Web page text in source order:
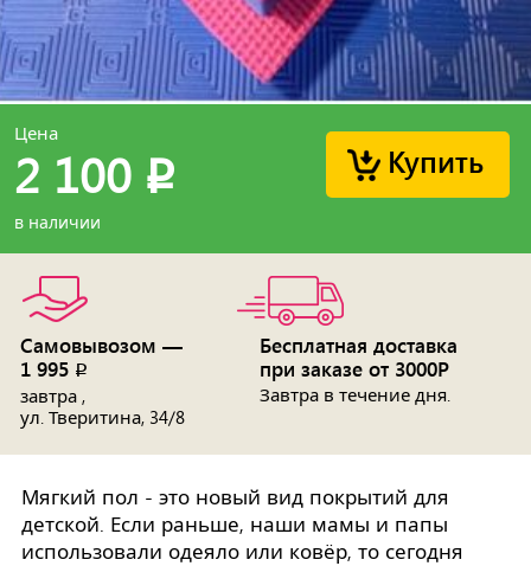
Купить
Цена
2 100 p
в наличии
Самовывозом —
1 995 p
завтра ,
ул. Тверитина, 34/8
Бесплатная доставка
при заказе от 3000Р
Завтра в течение дня.
Мягкий пол - это новый вид покрытий для
детской. Если раньше, наши мамы и папы
использовали одеяло или ковёр, то сегодня